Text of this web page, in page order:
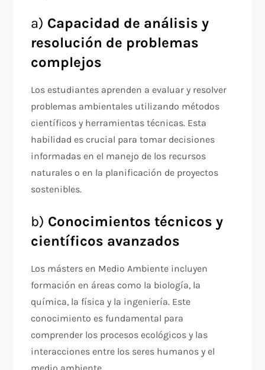
a) Capacidad de análisis y
resolución de problemas
complejos
Los estudiantes aprenden a evaluar y resolver
problemas ambientales utilizando métodos
científicos y herramientas técnicas. Esta
habilidad es crucial para tomar decisiones
informadas en el manejo de los recursos
naturales o en la planificación de proyectos
sostenibles.
b) Conocimientos técnicos y
científicos avanzados
Los másters en Medio Ambiente incluyen
formación en áreas como la biología, la
química, la física y la ingeniería. Este
conocimiento es fundamental para
comprender los procesos ecológicos y las
interacciones entre los seres humanos y el